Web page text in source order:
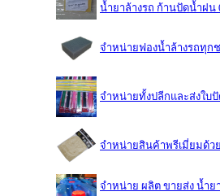
น้ำยาล้างรถ ก้านปัดน้ำฝน
จำหน่ายฟองน้ำล้างรถทุก
จำหน่ายทั้งปลีกและส่งใบ
จำหน่ายสินค้าพรีเมี่ยมด้ว
จำหน่าย ผลิต ขายส่ง น้ำย